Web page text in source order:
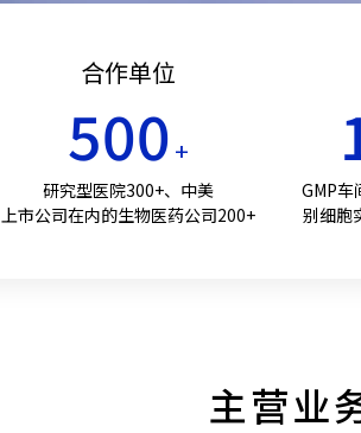
合作单位
500 +
研究型医院300+、中美
上市公司在内的生物医药公司200+
GMP车
别细胞
主营业